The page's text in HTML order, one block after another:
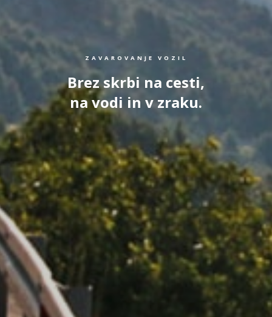
ZAVAROVANJE VOZIL
Brez skrbi na cesti,
na vodi in v zraku.